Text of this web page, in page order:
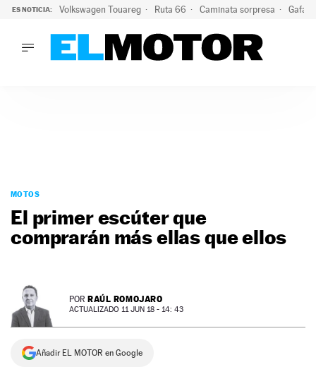
ES NOTICIA: Volkswagen Touareg Ruta 66 Caminata sorpresa Gafas
PODCAST
MOTOS
TECNOLOGÍA
SUPERCOCHES
PREMIOS
SERVICIOS
MOTOS
El primer escúter que
comprarán más ellas que ellos
POR RAÚL ROMOJARO
ACTUALIZADO 11 JUN 18 - 14: 43
Añadir EL MOTOR en Google